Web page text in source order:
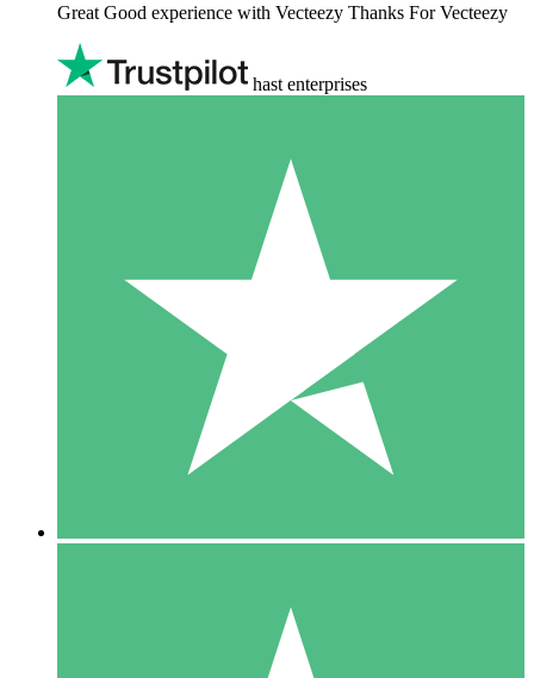
Great Good experience with Vecteezy Thanks For Vecteezy
hast enterprises